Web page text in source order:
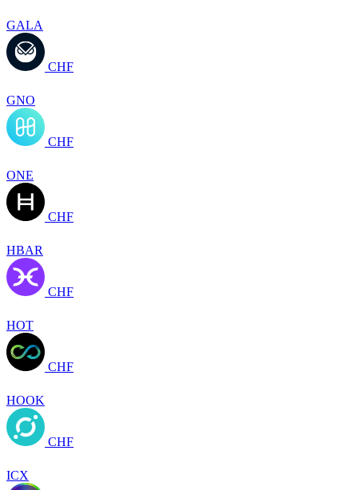
GALA
CHF
GNO
CHF
ONE
CHF
HBAR
CHF
HOT
CHF
HOOK
CHF
ICX